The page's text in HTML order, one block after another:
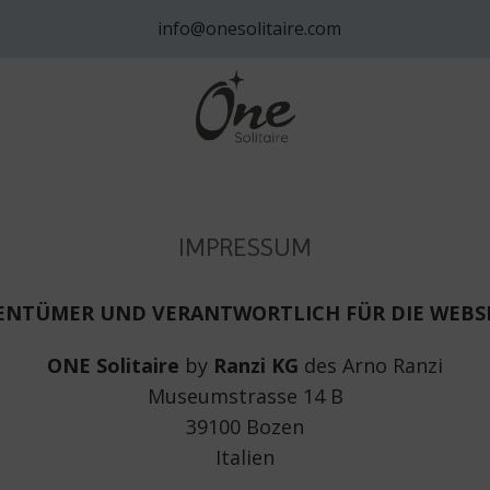
info@onesolitaire.com
IMPRESSUM
UND VERANTWORTLICH FÜR DIE
ONE Solitaire by Ranzi KG des Arno Ranzi
Museumstrasse 14 B
39100 Bozen
Italien